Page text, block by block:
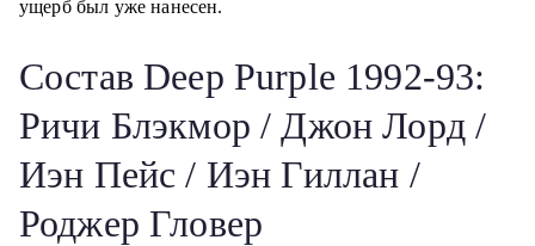
ущерб был уже нанесен.
Состав Deep Purple 1992-93:
Ричи Блэкмор / Джон Лорд /
Иэн Пейс / Иэн Гиллан /
Роджер Гловер